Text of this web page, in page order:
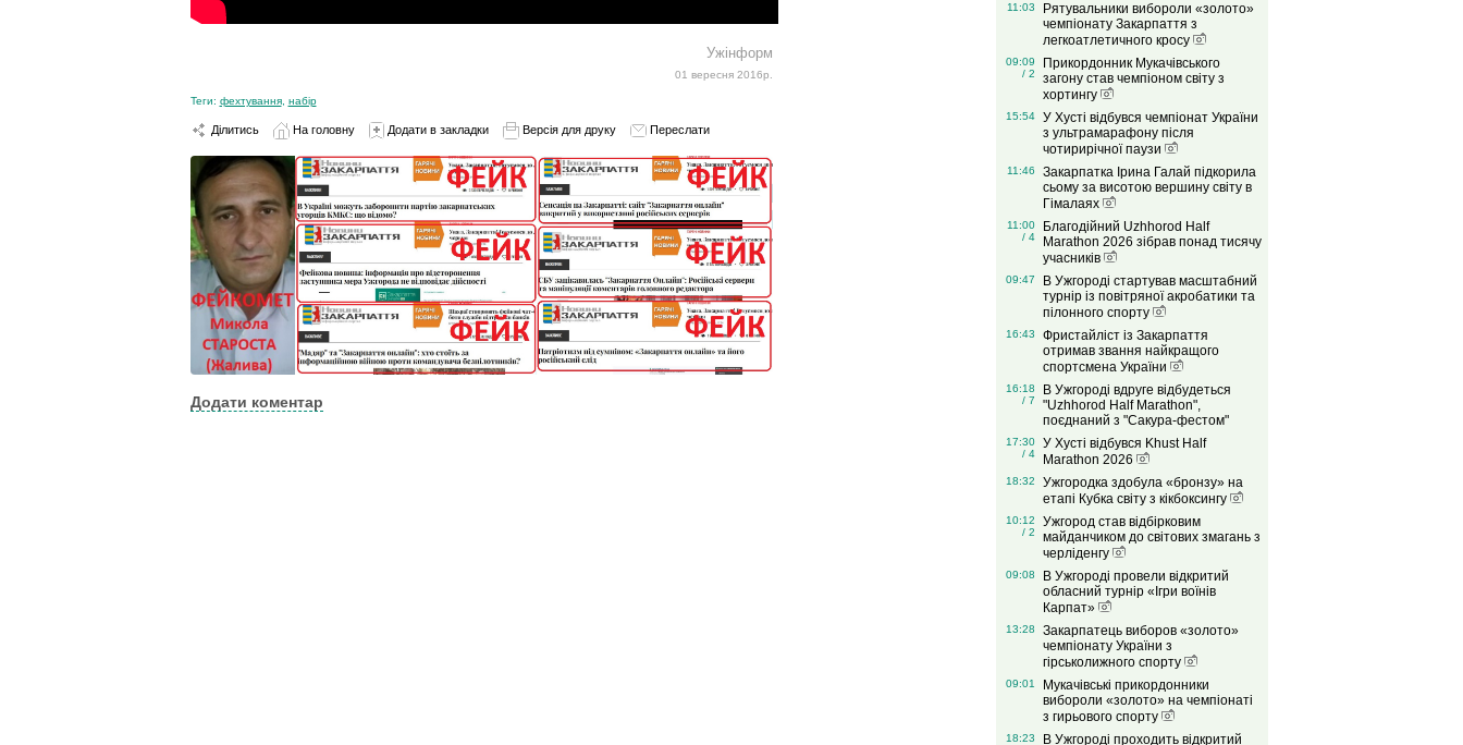
Ужінформ
01 вересня 2016р.
Теги: фехтування, набір
Ділитись На головну Додати в закладки Версія для друку Переслати
Додати коментар
11:03
Рятувальники вибороли «золото»
чемпіонату Закарпаття з
легкоатлетичного кросу
09:09
/ 2
Прикордонник Мукачівського
загону став чемпіоном світу з
хортингу
15:54
У Хусті відбувся чемпіонат України
з ультрамарафону після
чотирирічної паузи
11:46
Закарпатка Ірина Галай підкорила
сьому за висотою вершину світу в
Гімалаях
11:00
/ 4
Благодійний Uzhhorod Half
Marathon 2026 зібрав понад тисячу
учасників
09:47
В Ужгороді стартував масштабний
турнір із повітряної акробатики та
пілонного спорту
16:43
Фристайліст із Закарпаття
отримав звання найкращого
спортсмена України
16:18
/ 7
В Ужгороді вдруге відбудеться
"Uzhhorod Half Marathon",
поєднаний з "Сакура-фестом"
17:30
/ 4
У Хусті відбувся Khust Half
Marathon 2026
18:32
Ужгородка здобула «бронзу» на
етапі Кубка світу з кікбоксингу
10:12
/ 2
Ужгород став відбірковим
майданчиком до світових змагань з
черліденгу
09:08
В Ужгороді провели відкритий
обласний турнір «Ігри воїнів
Карпат»
13:28
Закарпатець виборов «золото»
чемпіонату України з
гірськолижного спорту
09:01
Мукачівські прикордонники
вибороли «золото» на чемпіонаті
з гирьового спорту
18:23
В Ужгороді проходить відкритий